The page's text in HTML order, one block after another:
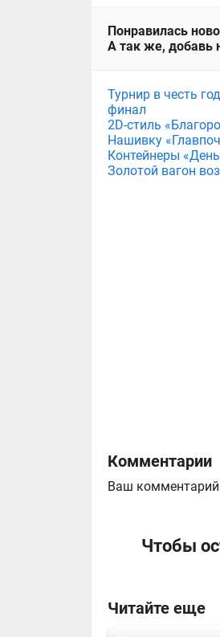
Понравилась
А так же, добавь
Турнир в честь
финал
2D-стиль
Нашивку
Контейнеры
Золотой вагон
Комментарии
Ваш
Чтобы
Читайте еще